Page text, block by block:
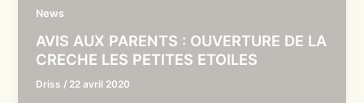
News
AVIS AUX PARENTS : OUVERTURE DE LA
CRECHE LES PETITES ETOILES
Driss / 22 avril 2020